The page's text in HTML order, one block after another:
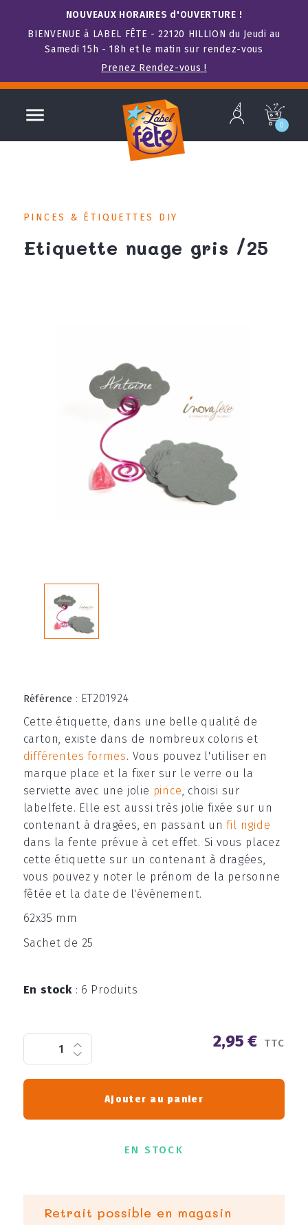
NOUVEAUX HORAIRES d'OUVERTURE !
BIENVENUE à LABEL FÊTE - 22120 HILLION du Jeudi au
Samedi 15h - 18h et le matin sur rendez-vous
Prenez Rendez-vous !
 b c
0
PINCES & ÉTIQUETTES DIY
Etiquette nuage gris /25
Référence : ET201924
Cette étiquette, dans une belle qualité de
carton, existe dans de nombreux coloris et
différentes formes. Vous pouvez l'utiliser en
marque place et la fixer sur le verre ou la
serviette avec une jolie pince , choisi sur
labelfete. Elle est aussi très jolie fixée sur un
contenant à dragées, en passant unfil rigide
dans la fente prévue à cet effet. Si vous placez
cette étiquette sur un contenant à dragées,
vous pouvez y noter le prénom de la personne
fêtée et la date de l'événement.
62x35 mm
Sachet de 25
En stock : 6 Produits
2,95 € TTC
Ajouter au panier
EN STOCK
Retrait possible en magasin